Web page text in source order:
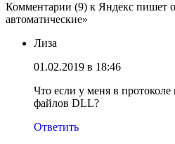
Комментарии (9) к Яндекс пишет
автоматические»
Лиза
01.02.2019 в 18:46
Что если у меня в протоколе
файлов DLL?
Ответить